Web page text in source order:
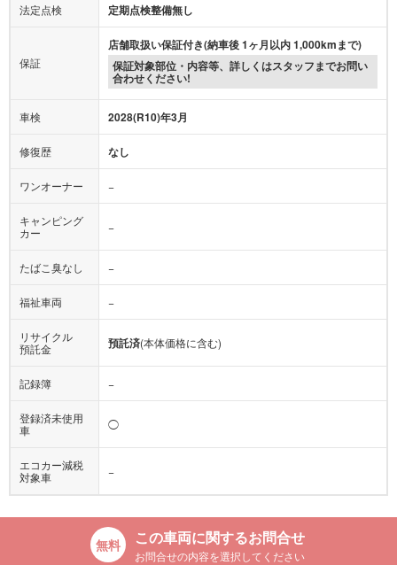
法定点検 定期点検整備無し
保証
店舗取扱い保証付き(納車後 1ヶ月以内 1,000kmまで)
保証対象部位・内容等、詳しくはスタッフまでお問い
合わせください!
車検 2028(R10)年3月
修復歴 なし
ワンオーナー −
キャンピング
カー
−
たばこ臭なし −
福祉車両 −
リサイクル
預託金
預託済(本体価格に含む)
記録簿 −
登録済未使用
車
◯
エコカー減税
対象車
−
この車両に関するお問合せ
お問合せの内容を選択してください